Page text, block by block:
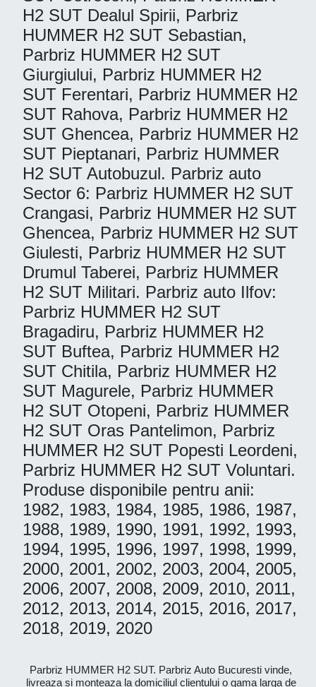
H2 SUT Dealul Spirii, Parbriz
HUMMER H2 SUT Sebastian,
Parbriz HUMMER H2 SUT
Giurgiului, Parbriz HUMMER H2
SUT Ferentari, Parbriz HUMMER H2
SUT Rahova, Parbriz HUMMER H2
SUT Ghencea, Parbriz HUMMER H2
SUT Pieptanari, Parbriz HUMMER
H2 SUT Autobuzul. Parbriz auto
Sector 6: Parbriz HUMMER H2 SUT
Crangasi, Parbriz HUMMER H2 SUT
Ghencea, Parbriz HUMMER H2 SUT
Giulesti, Parbriz HUMMER H2 SUT
Drumul Taberei, Parbriz HUMMER
H2 SUT Militari. Parbriz auto Ilfov:
Parbriz HUMMER H2 SUT
Bragadiru, Parbriz HUMMER H2
SUT Buftea, Parbriz HUMMER H2
SUT Chitila, Parbriz HUMMER H2
SUT Magurele, Parbriz HUMMER
H2 SUT Otopeni, Parbriz HUMMER
H2 SUT Oras Pantelimon, Parbriz
HUMMER H2 SUT Popesti Leordeni,
Parbriz HUMMER H2 SUT Voluntari.
Produse disponibile pentru anii:
1982, 1983, 1984, 1985, 1986, 1987,
1988, 1989, 1990, 1991, 1992, 1993,
1994, 1995, 1996, 1997, 1998, 1999,
2000, 2001, 2002, 2003, 2004, 2005,
2006, 2007, 2008, 2009, 2010, 2011,
2012, 2013, 2014, 2015, 2016, 2017,
2018, 2019, 2020
Parbriz HUMMER H2 SUT. Parbriz Auto Bucuresti vinde,
livreaza si monteaza la domiciliul clientului o gama larga de